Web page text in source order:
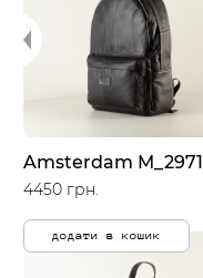
Amsterdam M_2971
4450 грн.
додати в кошик